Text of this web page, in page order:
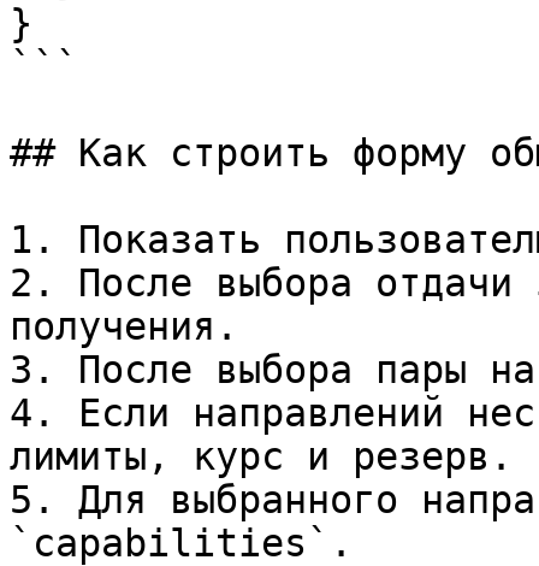
}
```
## Как строить форму
1. Показать
2. После выбора отдачи
получения.
3. После выбора пары
4. Если направлений
лимиты, курс и резерв.
5. Для выбранного
`capabilities`.